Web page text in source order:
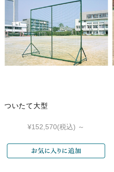
ついたて大型
¥152,570(税込) ～